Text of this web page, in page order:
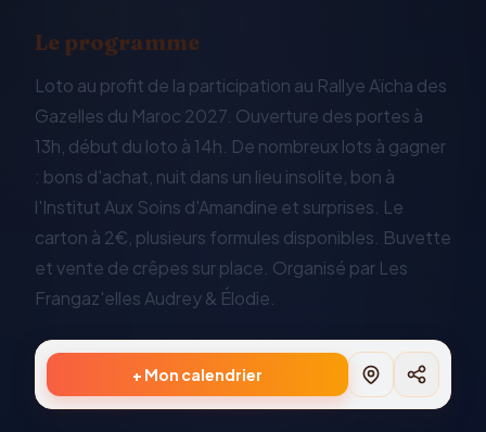
Le programme
Loto au profit de la participation au Rallye Aïcha des
Gazelles du Maroc 2027. Ouverture des portes à
13h, début du loto à 14h. De nombreux lots à gagner
: bons d'achat, nuit dans un lieu insolite, bon à
l'Institut Aux Soins d'Amandine et surprises. Le
carton à 2€, plusieurs formules disponibles. Buvette
et vente de crêpes sur place. Organisé par Les
Frangaz'elles Audrey & Élodie.
+ Mon calendrier